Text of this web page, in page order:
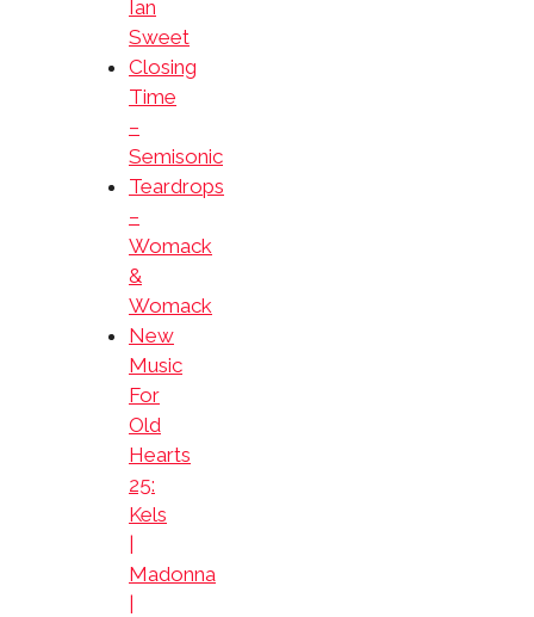
Ian
Sweet
Closing
Time
–
Semisonic
Teardrops
–
Womack
&
Womack
New
Music
For
Old
Hearts
25:
Kels
|
Madonna
|